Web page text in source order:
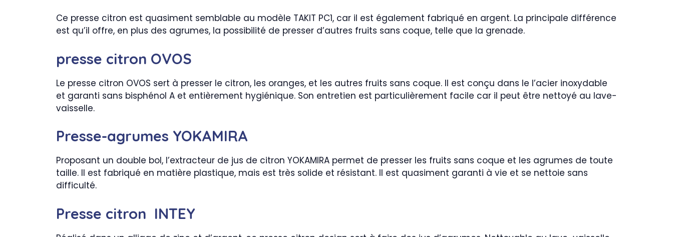
Ce presse citron est quasiment semblable au modèle TAKIT PC1, car il est également fabriqué en argent. La principale différence
est qu’il offre, en plus des agrumes, la possibilité de presser d’autres fruits sans coque, telle que la grenade.
presse citron OVOS
Le presse citron OVOS sert à presser le citron, les oranges, et les autres fruits sans coque. Il est conçu dans le l’acier inoxydable
et garanti sans bisphénol A et entièrement hygiénique. Son entretien est particulièrement facile car il peut être nettoyé au lave-
vaisselle.
Presse-agrumes YOKAMIRA
Proposant un double bol, l’extracteur de jus de citron YOKAMIRA permet de presser les fruits sans coque et les agrumes de toute
taille. Il est fabriqué en matière plastique, mais est très solide et résistant. Il est quasiment garanti à vie et se nettoie sans
difficulté.
Presse citron INTEY